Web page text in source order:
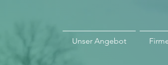
Unser Angebot